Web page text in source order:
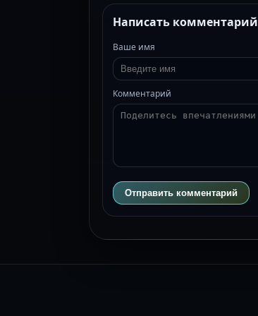
Написать комментарий
Ваше имя
Комментарий
Отправить комментарий